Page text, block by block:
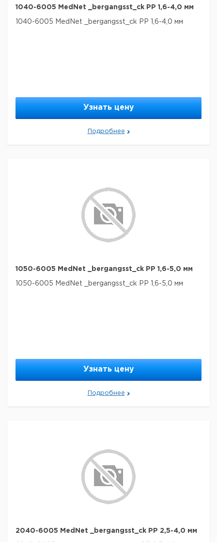
1040-6005 MedNet _bergangsst_ck PP 1,6-4,0 мм
1040-6005 MedNet _bergangsst_ck PP 1,6-4,0 мм
Узнать цену
Подробнее
1050-6005 MedNet _bergangsst_ck PP 1,6-5,0 мм
1050-6005 MedNet _bergangsst_ck PP 1,6-5,0 мм
Узнать цену
Подробнее
2040-6005 MedNet _bergangsst_ck PP 2,5-4,0 мм